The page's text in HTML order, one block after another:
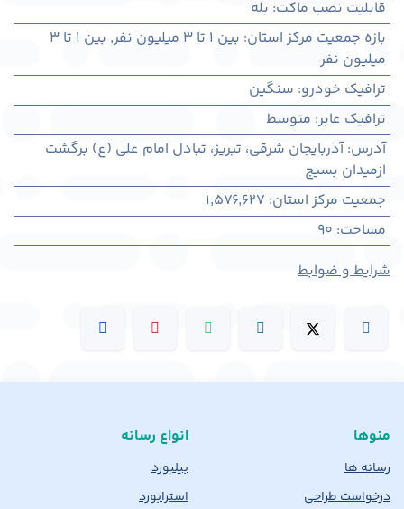
قابلیت نصب ماکت: بله
بازه جمعیت مرکز استان: بین ۱ تا ۳ میلیون نفر ,
بین ۱ تا ۳
میلیون نفر
ترافیک خودرو: سنگین
ترافیک عابر: متوسط
آدرس:آذربايجان شرقی، تبريز، تبادل امام علی (ع) برگشت
ازمیدان بسیج
جمعیت مرکز استان:
1,576,627
مساحت:
90
شرایط و ضوابط
منوها
رسانه ها
درخواست طراحی
انواع رسانه
بیلبورد
استرابورد